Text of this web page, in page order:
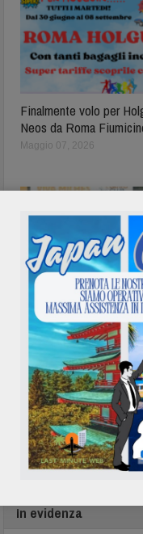
Finalmente volo per
Neos da Roma
Maggio 07, 2026
Bravo Club Viva Miches
Repubblica Dominicana
Agosto 11, 2025
In evidenza